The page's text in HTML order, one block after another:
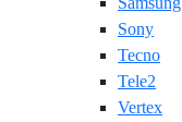
Sony
Tecno
Tele2
Vertex